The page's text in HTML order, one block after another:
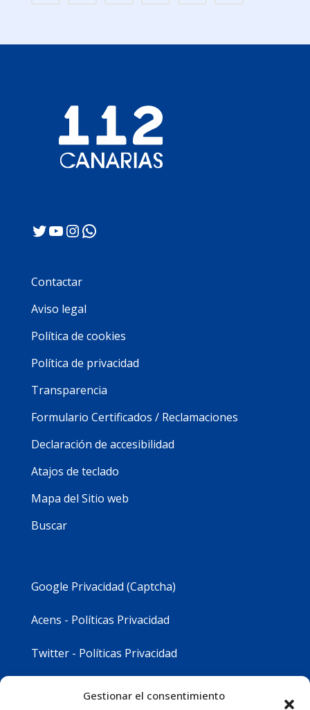
Gestionar el consentimiento
Twitter
YouTube
Instagram
WhatsApp
Contactar
Aviso legal
Política de cookies
Política de privacidad
Transparencia
Formulario Certificados / Reclamaciones
Declaración de accesibilidad
Atajos de teclado
Mapa del Sitio web
Buscar
Google Privacidad (Captcha)
Acens - Políticas Privacidad
Twitter - Políticas Privacidad